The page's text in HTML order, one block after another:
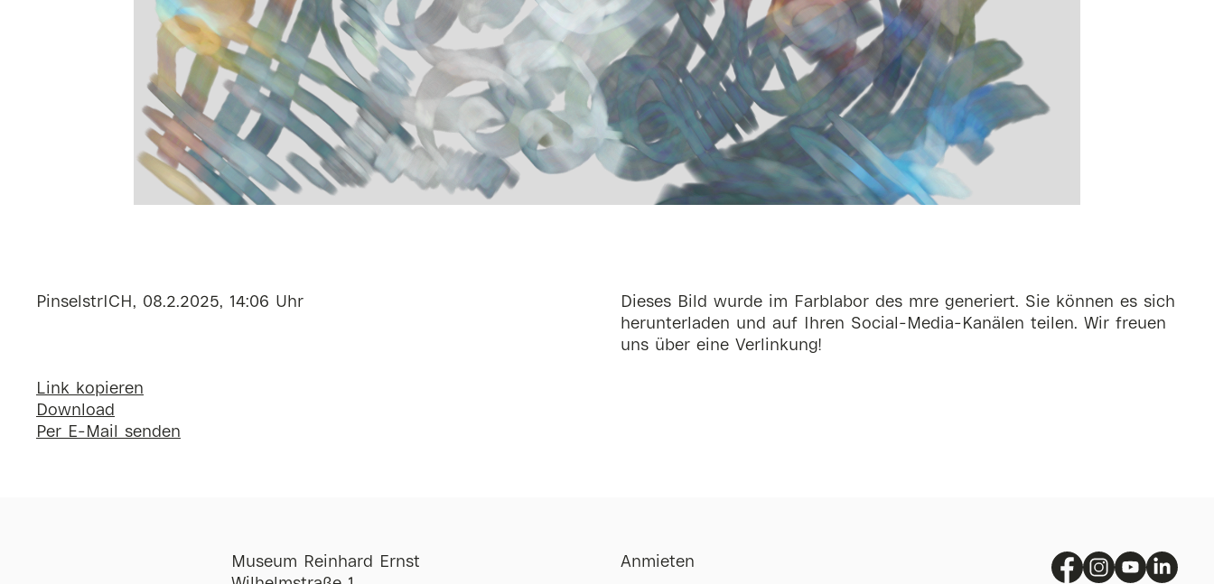
PinselstrICH, 08.2.2025, 14:06 Uhr
Link kopieren
Download
Per E-Mail senden
Dieses Bild wurde im Farblabor des mre generiert. Sie können es sich
herunterladen und auf Ihren Social-Media-Kanälen teilen. Wir freuen
uns über eine Verlinkung!
Museum Reinhard Ernst
Anmieten